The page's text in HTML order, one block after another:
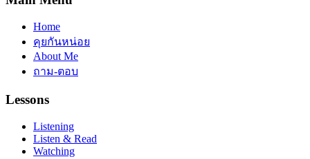
Home
คุยกันหน่อย
About Me
ถาม-ตอบ
Lessons
Listening
Listen & Read
Watching